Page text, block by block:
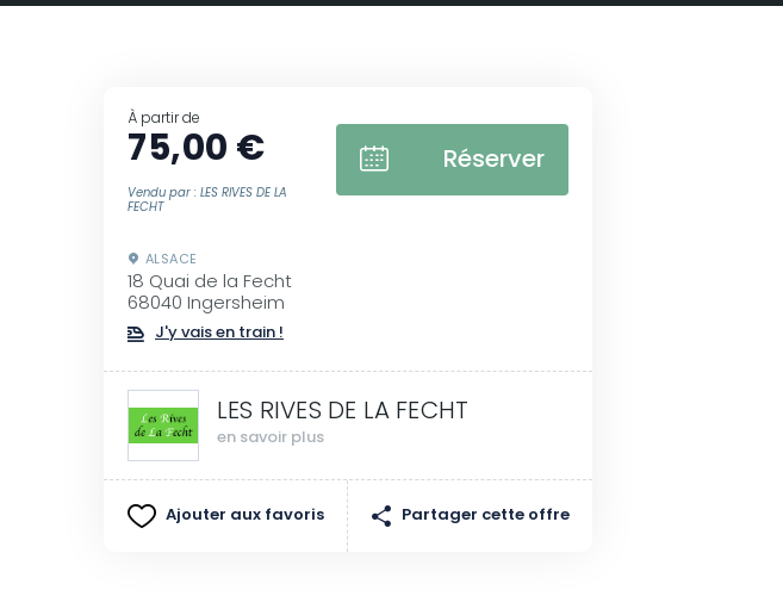
À partir de
75,00 €
Vendu par : LES RIVES DE LA
FECHT
Réserver
ALSACE
18 Quai de la Fecht
68040 Ingersheim
J'y vais en train !
LES RIVES DE LA FECHT
en savoir plus
Ajouter aux favoris Partager cette offre